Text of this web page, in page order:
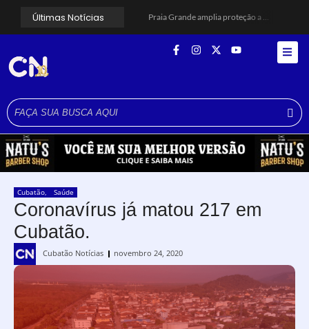
Últimas Notícias
Praia Grande amplia proteção a mulheres vítimas de violência e registra dezenas de prisões
Curso de Agentes Ambientais abre inscrições para formar multiplicadores de boas práticas em Cubatão
Santos avança com proposta para municipalizar manutenção das calçadas
Guarujá cria força-tarefa para enfrentar crise no abastecimento de água
Cubatão, Saúde
Coronavírus já matou 217 em
Cubatão.
Cubatão Notícias novembro 24, 2020